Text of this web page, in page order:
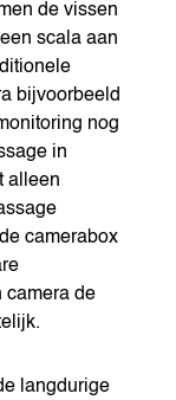
de vissen
scala aan
bijvoorbeeld
nog
in
alleen
camerabox
camera de
langdurige